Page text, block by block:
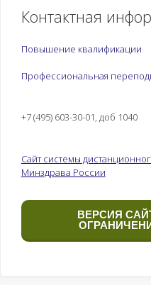
Контактная
Повышение квалификации
Профессиональная
+7 (495) 603-30-01, доб 1040
Сайт системы
Минздрава России
ВЕРСИЯ